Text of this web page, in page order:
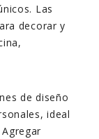
Las
decorar y
de diseño
ideal